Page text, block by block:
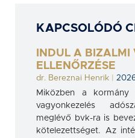
KAPCSOLÓDÓ
INDUL A
ELLENŐRZÉSE
dr. Bereznai Henrik
Miközben a
vagyonkezelés
meglévő bvk-ra is
kötelezettséget. Az